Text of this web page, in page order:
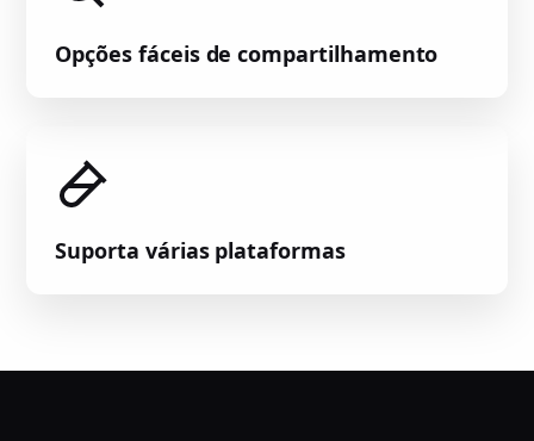
Opções fáceis de compartilhamento
Suporta várias plataformas